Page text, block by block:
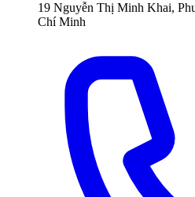
19 Nguyễn Thị Minh Khai,
Chí Minh